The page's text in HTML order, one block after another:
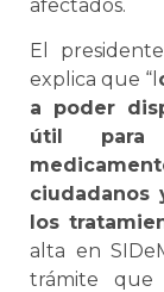
afectados.
El
explica que “l
a poder
útil para
los
alta en
trámite que